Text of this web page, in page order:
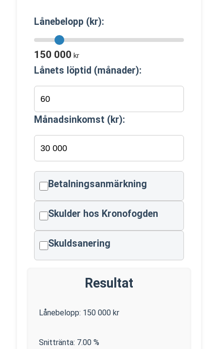
Lånebelopp (kr):
150 000 kr
Lånets löptid (månader):
Månadsinkomst (kr):
Betalningsanmärkning
Skulder hos Kronofogden
Skuldsanering
Resultat
Lånebelopp: 150 000 kr
Snittränta: 7.00 %